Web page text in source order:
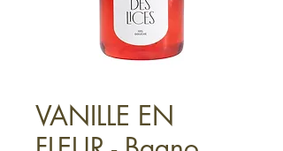
VANILLE EN